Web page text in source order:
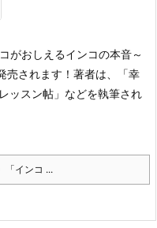
がおしえるインコの本音～
されます！ 著者は、「幸
ッスン帖」などを執筆され
「インコ ...